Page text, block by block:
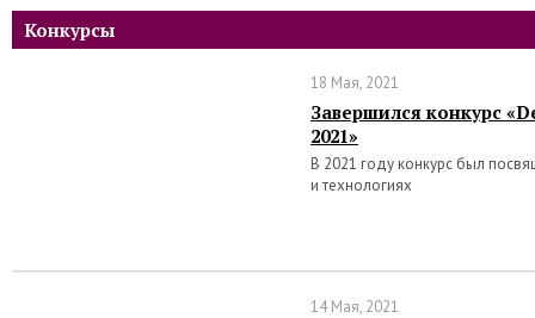
Конкурсы
18 Мая, 2021
Завершился конкурс
2021»
В 2021 году конкурс был
и технологиях
14 Мая, 2021